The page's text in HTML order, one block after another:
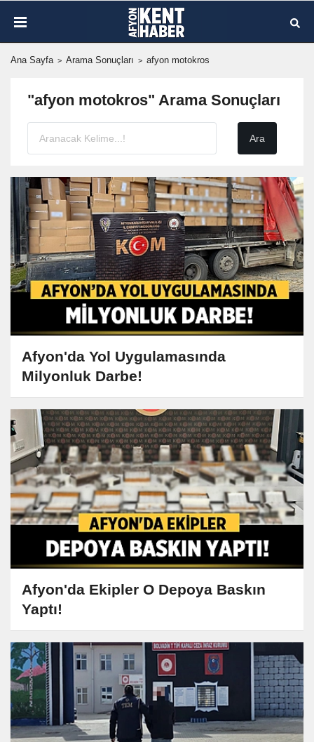
Ana Sayfa Arama Sonuçları afyon motokros
"afyon motokros" Arama Sonuçları
Afyon'da Yol Uygulamasında
Milyonluk Darbe!
Afyon'da Ekipler O Depoya Baskın
Yaptı!